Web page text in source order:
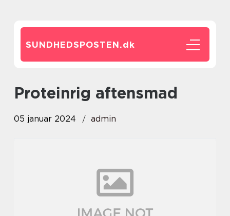
SUNDHEDSPOSTEN.dk
proteinrig aftensmad
05 januar 2024 admin